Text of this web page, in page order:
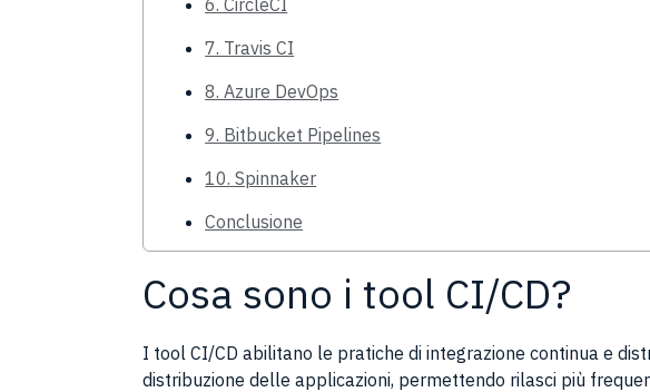
6. CircleCI
7. Travis CI
8. Azure DevOps
9. Bitbucket Pipelines
10. Spinnaker
Conclusione
Cosa sono i tool CI/CD?
I tool CI/CD abilitano le pratiche di integrazione continua e
distribuzione delle applicazioni, permettendo rilasci più